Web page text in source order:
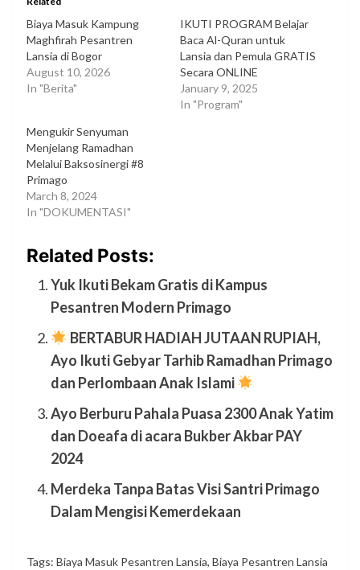
Biaya Masuk Kampung
Maghfirah Pesantren
Lansia di Bogor
August 10, 2026
In "Berita"
IKUTI PROGRAM Belajar
Baca Al-Quran untuk
Lansia dan Pemula GRATIS
Secara ONLINE
January 9, 2025
In "Program"
Mengukir Senyuman
Menjelang Ramadhan
Melalui Baksosinergi #8
Primago
March 8, 2024
In "DOKUMENTASI"
Related Posts:
Yuk Ikuti Bekam Gratis di Kampus
Pesantren Modern Primago
BERTABUR HADIAH JUTAAN RUPIAH,
Ayo Ikuti Gebyar Tarhib Ramadhan Primago
dan Perlombaan Anak Islami
Ayo Berburu Pahala Puasa 2300 Anak Yatim
dan Doeafa di acara Bukber Akbar PAY
2024
Merdeka Tanpa Batas Visi Santri Primago
Dalam Mengisi Kemerdekaan
Tags: Biaya Masuk Pesantren Lansia, Biaya Pesantren Lansia